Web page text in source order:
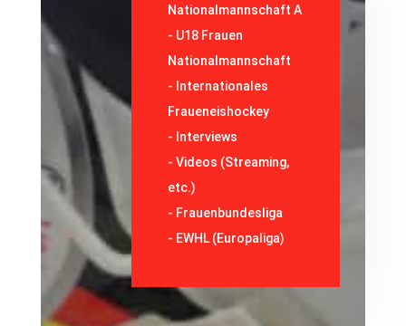
Nationalmannschaft A
- U18 Frauen
Nationalmannschaft
- Internationales
Fraueneishockey
- Interviews
-Videos (Streaming,
etc.)
- Frauenbundesliga
- EWHL (Europaliga)